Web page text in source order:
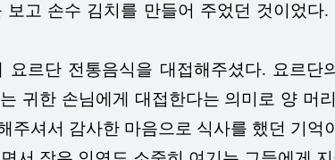
고 손수 김치를 만들어 주었던 것이었
르단 전통음식을 대접해주셨다. 요르
귀한 손님에게 대접한다는 의미로 양 머
주셔서 감사한 마음으로 식사를 했던 기억